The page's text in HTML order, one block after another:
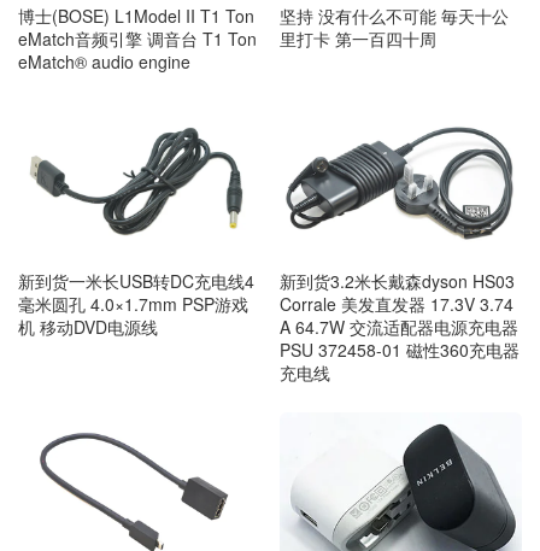
博士(BOSE) L1Model II T1 Ton
eMatch音频引擎 调音台 T1 Ton
eMatch® audio engine
坚持 没有什么不可能 毎天十公
里打卡 第一百四十周
新到货一米长USB转DC充电线4
毫米圆孔 4.0×1.7mm PSP游戏
机 移动DVD电源线
新到货3.2米长戴森dyson HS03
Corrale 美发直发器 17.3V 3.74
A 64.7W 交流适配器电源充电器
PSU 372458-01 磁性360充电器
充电线